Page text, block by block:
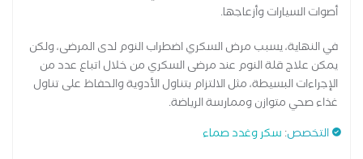
أصوات السيارات وأزعاجها.
في النهاية، يسبب مرض السكري اضطراب النوم لدى المرضى، ولكن
يمكن علاج قلة النوم عند مرضى السكري من خلال اتباع عدد من
الإجراءات البسيطة، مثل الالتزام بتناول الأدوية والحفاظ على تناول
غذاء صحي متوازن وممارسة الرياضة.
التخصص: سكر وغدد صماء